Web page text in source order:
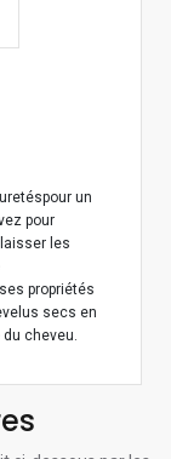
un
pour
les
propriétés
secs en
cheveu.